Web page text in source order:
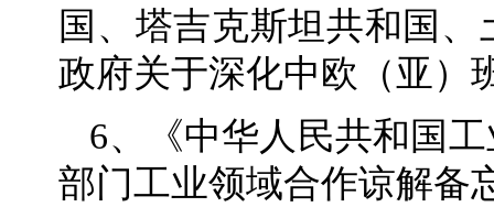
国、塔吉克斯坦共和国
政府关于深化中欧（亚）
6、《中华人民共和国
部门工业领域合作谅解备